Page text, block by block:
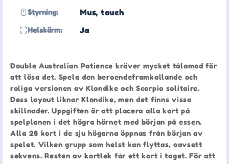
Styrning: Mus, touch
Helskärm: Ja
Double Australian Patience kräver mycket tålamod för
att lösa det. Spela den beroendeframkallande och
roliga versionen av Klondike och Scorpio solitaire.
Dess layout liknar Klondike, men det finns vissa
skillnader. Uppgiften är att placera alla kort på
spelplanen i det högra hörnet med början på essen.
Alla 28 kort i de sju högarna öppnas från början av
spelet. Vilken grupp som helst kan flyttas, oavsett
sekvens. Resten av kortlek får ett kort i taget. För att